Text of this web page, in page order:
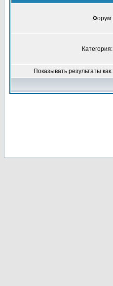
Форум:
Категория:
Показывать результаты как: